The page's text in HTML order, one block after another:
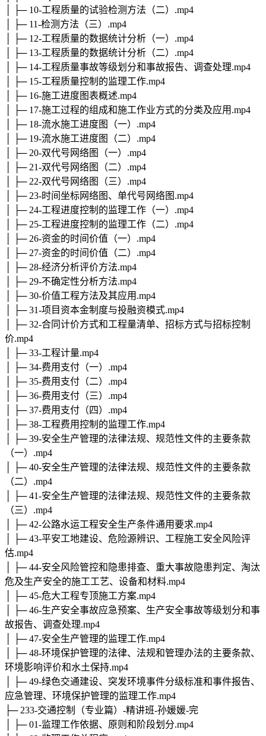
│ ├─ 10-工程质量的试验检测方法（二）.mp4
│ ├─ 11-检测方法（三）.mp4
│ ├─ 12-工程质量的数据统计分析（一）.mp4
│ ├─ 13-工程质量的数据统计分析（二）.mp4
│ ├─ 14-工程质量事故等级划分和事故报告、调查处理.mp4
│ ├─ 15-工程质量控制的监理工作.mp4
│ ├─ 16-施工进度图表概述.mp4
│ ├─ 17-施工过程的组成和施工作业方式的分类及应用.mp4
│ ├─ 18-流水施工进度图（一）.mp4
│ ├─ 19-流水施工进度图（二）.mp4
│ ├─ 20-双代号网络图（一）.mp4
│ ├─ 21-双代号网络图（二）.mp4
│ ├─ 22-双代号网络图（三）.mp4
│ ├─ 23-时间坐标网络图、单代号网络图.mp4
│ ├─ 24-工程进度控制的监理工作（一）.mp4
│ ├─ 25-工程进度控制的监理工作（二）.mp4
│ ├─ 26-资金的时间价值（一）.mp4
│ ├─ 27-资金的时间价值（二）.mp4
│ ├─ 28-经济分析评价方法.mp4
│ ├─ 29-不确定性分析方法.mp4
│ ├─ 30-价值工程方法及其应用.mp4
│ ├─ 31-项目资本金制度与投融资模式.mp4
│ ├─ 32-合同计价方式和工程量清单、招标方式与招标控制
价.mp4
│ ├─ 33-工程计量.mp4
│ ├─ 34-费用支付（一）.mp4
│ ├─ 35-费用支付（二）.mp4
│ ├─ 36-费用支付（三）.mp4
│ ├─ 37-费用支付（四）.mp4
│ ├─ 38-工程费用控制的监理工作.mp4
│ ├─ 39-安全生产管理的法律法规、规范性文件的主要条款
（一）.mp4
│ ├─ 40-安全生产管理的法律法规、规范性文件的主要条款
（二）.mp4
│ ├─ 41-安全生产管理的法律法规、规范性文件的主要条款
（三）.mp4
│ ├─ 42-公路水运工程安全生产条件通用要求.mp4
│ ├─ 43-平安工地建设、危险源辨识、工程施工安全风险评
估.mp4
│ ├─ 44-安全风险管控和隐患排查、重大事故隐患判定、淘汰
危及生产安全的施工工艺、设备和材料.mp4
│ ├─ 45-危大工程专顶施工方案.mp4
│ ├─ 46-生产安全事故应急预案、生产安全事故等级划分和事
故报告、调查处理.mp4
│ ├─ 47-安全生产管理的监理工作.mp4
│ ├─ 48-环境保护管理的法律、法规和管理办法的主要条款、
环境影响评价和水土保持.mp4
│ ├─ 49-绿色交通建设、突发环境事件分级标准和事件报告、
应急管理、环境保护管理的监理工作.mp4
├─ 233-交通控制（专业篇）-精讲班-孙媛媛-完
│ ├─ 01-监理工作依据、原则和阶段划分.mp4